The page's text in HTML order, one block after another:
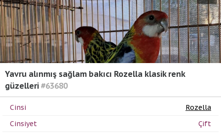
Yavru alınmış sağlam bakıcı Rozella klasik renk
güzelleri #63680
Cinsi
Rozella
Cinsiyet
Çift